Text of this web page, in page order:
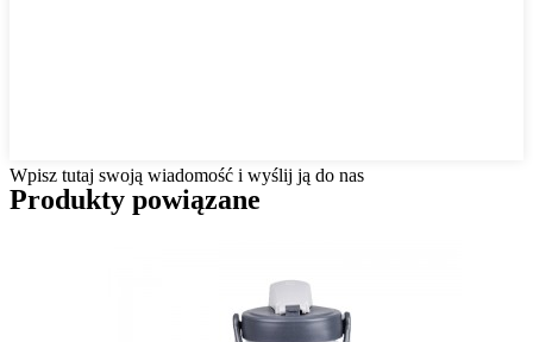
Wpisz tutaj swoją wiadomość i wyślij ją do nas
Produkty powiązane